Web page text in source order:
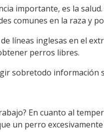
importante, es la
comunes en la raza y
líneas inglesas en el
perros libres.
sobretodo información
En cuanto al
un perro